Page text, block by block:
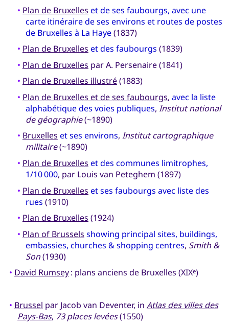
• Plan de Bruxelles et de ses faubourgs, avec une
carte itinéraire de ses environs et routes de postes
de Bruxelles à La Haye(1837)
• Plan de Bruxelles et des faubourgs (1839)
• Plan de Bruxelles par A. Persenaire (1841)
• Plan de Bruxelles illustré(1883)
• Plan de Bruxelles et de ses faubourgs, avec la liste
alphabétique des voies publiques, Institut national
de géographie(~1890)
• Bruxelles et ses environs, Institut cartographique
militaire(~1890)
• Plan de Bruxelles et des communes limitrophes,
1/10 000, par Louis van Peteghem (1897)
• Plan de Bruxelles et ses faubourgs avec liste des
rues (1910)
• Plan de Bruxelles (1924)
• Plan of Brussels showing principal sites, buildings,
embassies, churches & shopping centres, Smith &
Son(1930)
• David Rumsey: plans anciens de Bruxelles (XIXe)
• Brussel par Jacob van Deventer, in Atlas des villes des
Pays-Bas, 73 places levées(1550)